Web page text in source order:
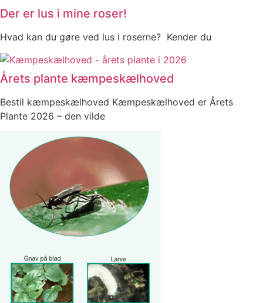
Der er lus i mine roser!
Hvad kan du gøre ved lus i roserne? Kender du
Årets plante kæmpeskælhoved
Bestil kæmpeskælhoved Kæmpeskælhoved er Årets
Plante 2026 – den vilde